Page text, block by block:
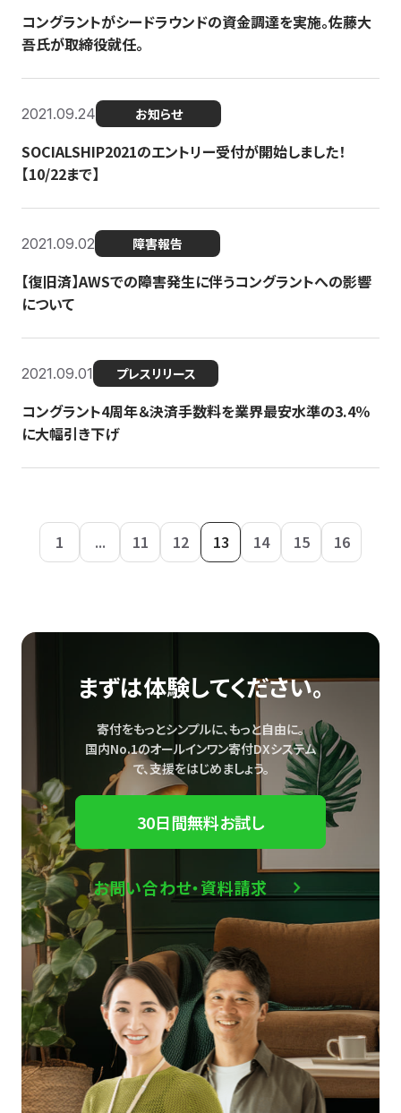
コングラントがシードラウンドの資金調達を実施。佐藤大
吾氏が取締役就任。
2021.09.24 お知らせ
SOCIALSHIP2021のエントリー受付が開始しました！
【10/22まで】
2021.09.02 障害報告
【復旧済】AWSでの障害発生に伴うコングラントへの影響
について
2021.09.01 プレスリリース
コングラント4周年＆決済手数料を業界最安水準の3.4％
に大幅引き下げ
1 ... 11 12 13 14 15 16
まずは体験してください。
寄付をもっとシンプルに、もっと自由に。
国内No.1のオールインワン寄付DXシステム
で、支援をはじめましょう。
30日間無料お試し
お問い合わせ・資料請求